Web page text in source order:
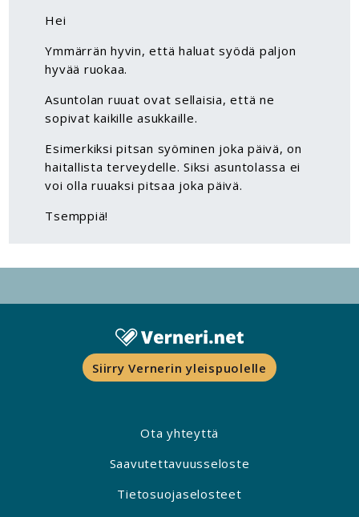
Hei
Ymmärrän hyvin, että haluat syödä paljon
hyvää ruokaa.
Asuntolan ruuat ovat sellaisia, että ne
sopivat kaikille asukkaille.
Esimerkiksi pitsan syöminen joka päivä, on
haitallista terveydelle. Siksi asuntolassa ei
voi olla ruuaksi pitsaa joka päivä.
Tsemppiä!
Siirry Vernerin yleispuolelle
Ota yhteyttä
Saavutettavuusseloste
Tietosuojaselosteet